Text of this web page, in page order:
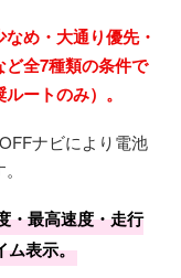
め・大通り優先・
全7種類の条件で
ートのみ）。
ナビにより電池
・最高速度・走行
ム表示。